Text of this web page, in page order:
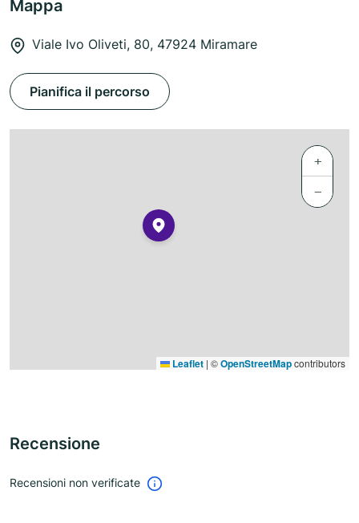
Mappa
Viale Ivo Oliveti, 80, 47924 Miramare
Pianifica il percorso
+
−
Leaflet | ©OpenStreetMapcontributors
Recensione
Recensioni non verificate